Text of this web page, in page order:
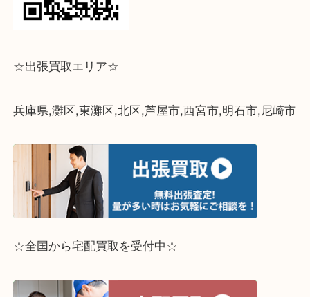
有り難うございました☆
ご不要なブランド品などございましたら、是非大吉
お気軽にお越し下さいませ☆
ライン査定始めました☆お友だち登録お願いしま